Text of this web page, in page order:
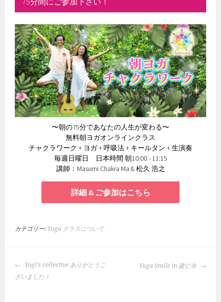
〜朝の75分であなたの人生が変わる〜
無料朝ヨガオンラインクラス
チャクラワーク + ヨガ + 呼吸法 + キールタン + 生演奏
毎週日曜日 日本時間 朝10:00 - 11:15
講師：Masumi Chakra Ma & 松久 浩之
詳細 & ご参加はこちら
カテゴリー: Yoga クラスについて
投
稿
Yogi’s collective ありがとうご
ざいました！
Yoga Smile in 建仁寺